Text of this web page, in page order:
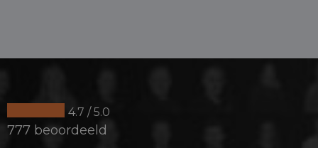
4.7 / 5.0
777 beoordeeld